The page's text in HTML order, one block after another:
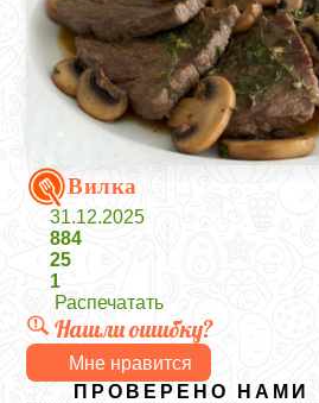
Вилка
31.12.2025
884
25
1
Распечатать
Нашли ошибку?
Мне нравится
ПРОВЕРЕНО НАМИ